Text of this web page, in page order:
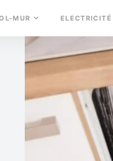
MUR ELECTRICITÉ